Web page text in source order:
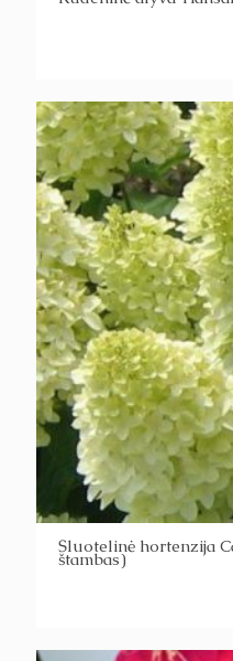
Šluotelinė hortenzija
štambas)